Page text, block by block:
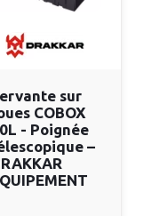
sur
COBOX
- Poignée
–